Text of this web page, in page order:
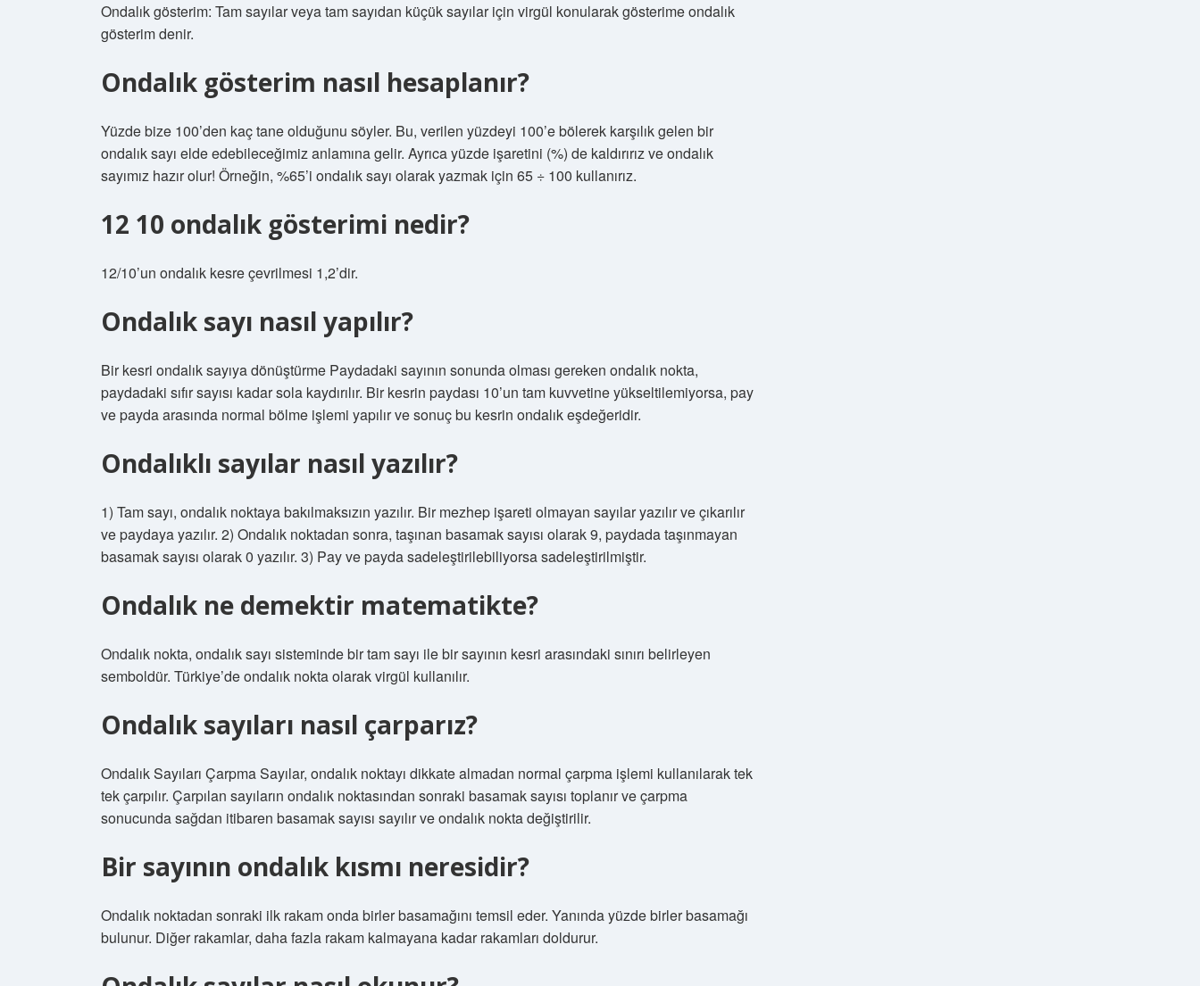
Ondalık gösterim: Tam sayılar veya tam sayıdan küçük sayılar için virgül konularak gösterime ondalık
gösterim denir.
Ondalık gösterim nasıl hesaplanır?
Yüzde bize 100’den kaç tane olduğunu söyler. Bu, verilen yüzdeyi 100’e bölerek karşılık gelen bir
ondalık sayı elde edebileceğimiz anlamına gelir. Ayrıca yüzde işaretini (%) de kaldırırız ve ondalık
sayımız hazır olur! Örneğin, %65’i ondalık sayı olarak yazmak için 65 ÷ 100 kullanırız.
12 10 ondalık gösterimi nedir?
12/10’un ondalık kesre çevrilmesi 1,2’dir.
Ondalık sayı nasıl yapılır?
Bir kesri ondalık sayıya dönüştürme Paydadaki sayının sonunda olması gereken ondalık nokta,
paydadaki sıfır sayısı kadar sola kaydırılır. Bir kesrin paydası 10’un tam kuvvetine yükseltilemiyorsa, pay
ve payda arasında normal bölme işlemi yapılır ve sonuç bu kesrin ondalık eşdeğeridir.
Ondalıklı sayılar nasıl yazılır?
1) Tam sayı, ondalık noktaya bakılmaksızın yazılır. Bir mezhep işareti olmayan sayılar yazılır ve çıkarılır
ve paydaya yazılır. 2) Ondalık noktadan sonra, taşınan basamak sayısı olarak 9, paydada taşınmayan
basamak sayısı olarak 0 yazılır. 3) Pay ve payda sadeleştirilebiliyorsa sadeleştirilmiştir.
Ondalık ne demektir matematikte?
Ondalık nokta, ondalık sayı sisteminde bir tam sayı ile bir sayının kesri arasındaki sınırı belirleyen
semboldür. Türkiye’de ondalık nokta olarak virgül kullanılır.
Ondalık sayıları nasıl çarparız?
Ondalık Sayıları Çarpma Sayılar, ondalık noktayı dikkate almadan normal çarpma işlemi kullanılarak tek
tek çarpılır. Çarpılan sayıların ondalık noktasından sonraki basamak sayısı toplanır ve çarpma
sonucunda sağdan itibaren basamak sayısı sayılır ve ondalık nokta değiştirilir.
Bir sayının ondalık kısmı neresidir?
Ondalık noktadan sonraki ilk rakam onda birler basamağını temsil eder. Yanında yüzde birler basamağı
bulunur. Diğer rakamlar, daha fazla rakam kalmayana kadar rakamları doldurur.